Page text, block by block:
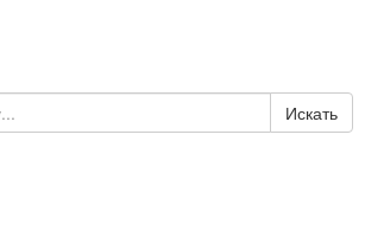
Искать